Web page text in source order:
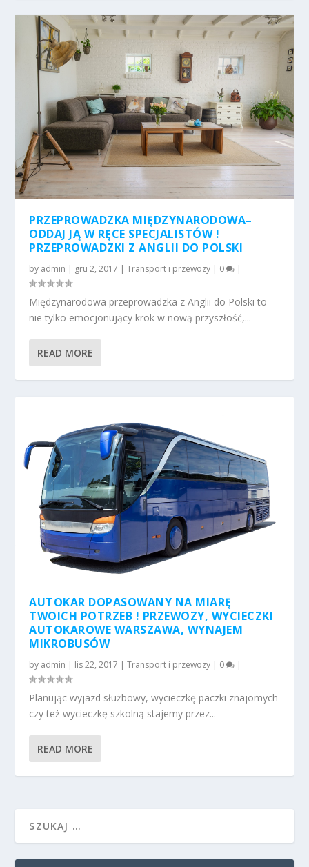
PRZEPROWADZKA MIĘDZYNARODOWA–
ODDAJ JĄ W RĘCE SPECJALISTÓW !
PRZEPROWADZKI Z ANGLII DO POLSKI
by admin | gru 2, 2017 |Transport i przewozy | 0 |
Międzynarodowa przeprowadzka z Anglii do Polski to
nie tylko emocjonujący krok w nową przyszłość,...
READ MORE
AUTOKAR DOPASOWANY NA MIARĘ
TWOICH POTRZEB ! PRZEWOZY, WYCIECZKI
AUTOKAROWE WARSZAWA, WYNAJEM
MIKROBUSÓW
by admin | lis 22, 2017 |Transport i przewozy | 0 |
Planując wyjazd służbowy, wycieczkę paczki znajomych
czy też wycieczkę szkolną stajemy przez...
READ MORE